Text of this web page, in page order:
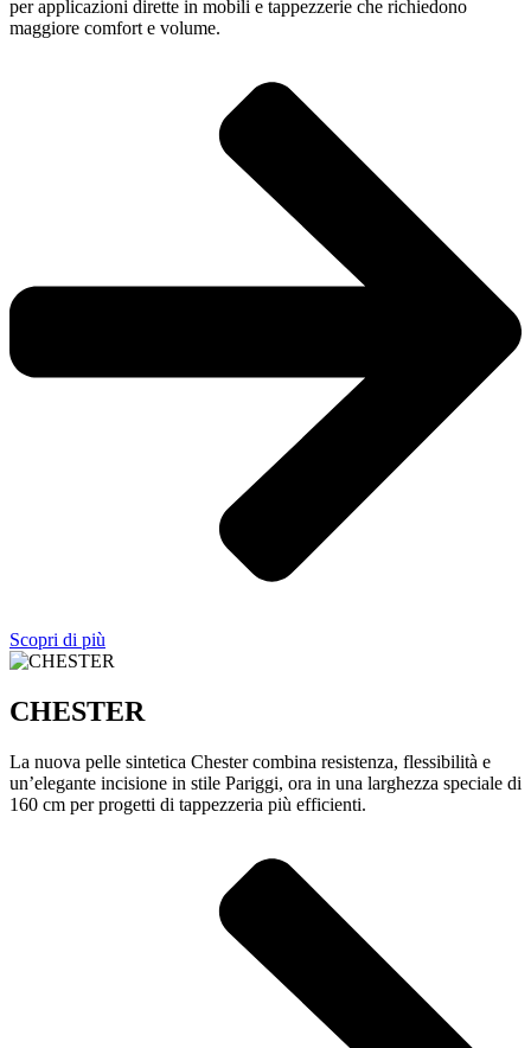
per applicazioni dirette in mobili e tappezzerie che richiedono
maggiore comfort e volume.
Scopri di più
CHESTER
La nuova pelle sintetica Chester combina resistenza, flessibilità e
un’elegante incisione in stile Pariggi, ora in una larghezza speciale di
160 cm per progetti di tappezzeria più efficienti.